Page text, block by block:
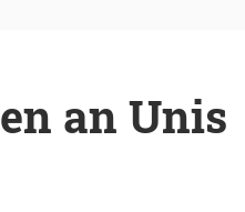
an Unis